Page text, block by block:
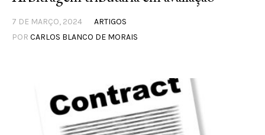
7 DE MARÇO, 2024
ARTIGOS
POR CARLOS BLANCO DE MORAIS